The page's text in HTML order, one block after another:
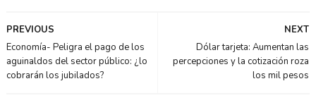
NEXT
Dólar tarjeta: Aumentan las
percepciones y la cotización roza
los mil pesos
PREVIOUS
Economía- Peligra el pago de los
aguinaldos del sector público: ¿lo
cobrarán los jubilados?